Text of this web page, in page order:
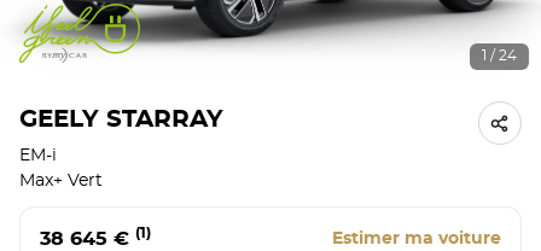
1 / 24
GEELY STARRAY
EM-i
Max+ Vert
38 645 € (1) Estimer ma voiture